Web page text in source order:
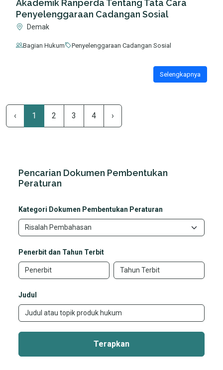
Akademik Ranperda Tentang Tata Cara
Penyelenggaraan Cadangan Sosial
Demak
Bagian Hukum Penyelenggaraan Cadangan Sosial
Selengkapnya
‹ 1 2 3 4 ›
Pencarian Dokumen Pembentukan
Peraturan
Kategori Dokumen Pembentukan Peraturan
Penerbit dan Tahun Terbit
Judul
Terapkan